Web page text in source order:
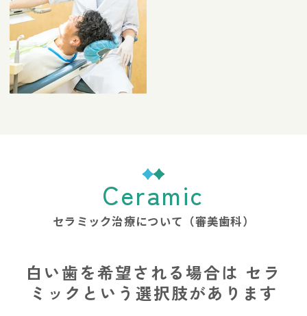
Ceramic
セラミック治療について（審美歯科）
白い歯を希望される場合は セラ
ミックという選択肢があります